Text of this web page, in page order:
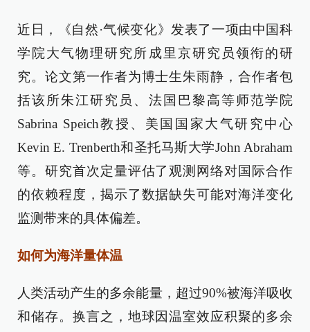
近日，《自然·气候变化》发表了一项由中国科
学院大气物理研究所成里京研究员领衔的研
究。论文第一作者为博士生朱雨静，合作者包
括该所朱江研究员、法国巴黎高等师范学院
Sabrina Speich教授、美国国家大气研究中心
Kevin E. Trenberth和圣托马斯大学John Abraham
等。研究首次定量评估了观测网络对国际合作
的依赖程度，揭示了数据缺失可能对海洋变化
监测带来的具体偏差。
如何为海洋量体温
人类活动产生的多余能量，超过90%被海洋吸收
和储存。换言之，地球因温室效应积聚的多余